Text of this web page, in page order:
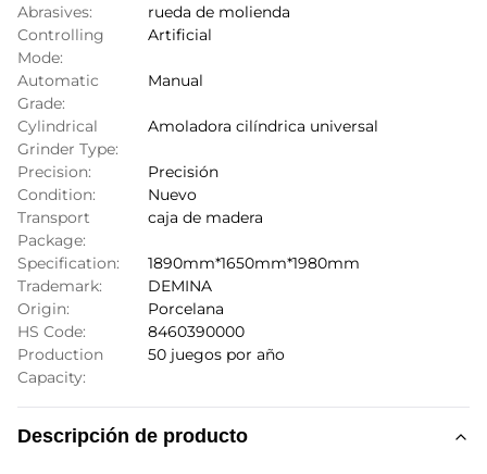
Abrasives:
rueda de molienda
Controlling
Mode:
Artificial
Automatic
Grade:
Manual
Cylindrical
Grinder Type:
Amoladora cilíndrica universal
Precision:
Precisión
Condition:
Nuevo
Transport
Package:
caja de madera
Specification:
1890mm*1650mm*1980mm
Trademark:
DEMINA
Origin:
Porcelana
HS Code:
8460390000
Production
Capacity:
50 juegos por año
Descripción de producto